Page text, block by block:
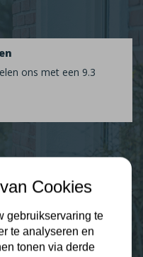
ons met een 9.3
Cookies
gebruikservaring te
te analyseren en
tonen via derde